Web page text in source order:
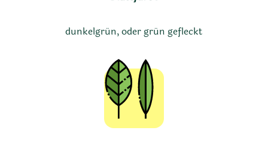
dunkelgrün, oder grün gefleckt